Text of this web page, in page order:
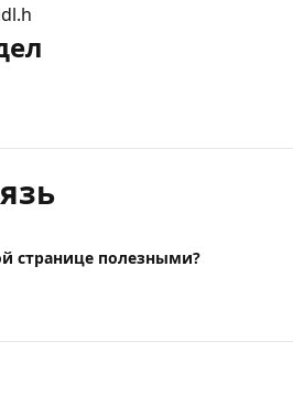
странице полезными?